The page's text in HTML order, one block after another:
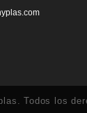
Todos los